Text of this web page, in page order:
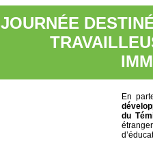
JOURNÉE
En
du